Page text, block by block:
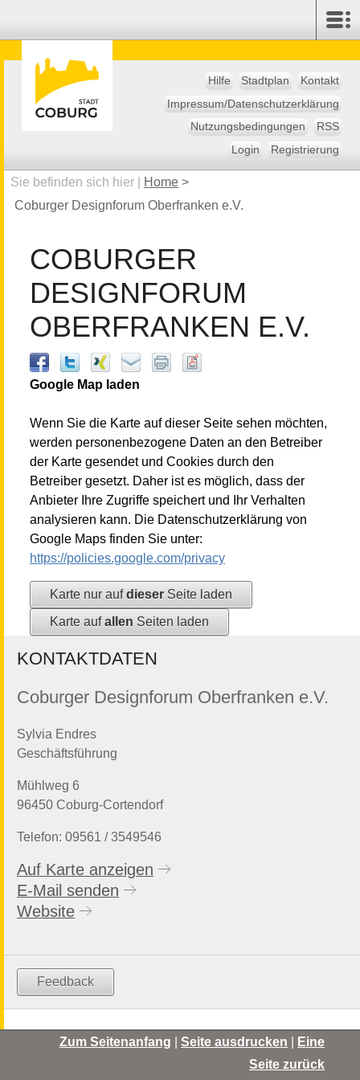
Hilfe Stadtplan
Kontakt
Impressum/Datenschutzerklärung
Nutzungsbedingungen
RSS
Login
Registrierung
Sie befinden sich hier | Home >
Coburger Designforum Oberfranken e.V.
COBURGER
DESIGNFORUM
OBERFRANKEN E.V.
Google Map laden
Wenn Sie die Karte auf dieser Seite sehen möchten,
werden personenbezogene Daten an den Betreiber
der Karte gesendet und Cookies durch den
Betreiber gesetzt. Daher ist es möglich, dass der
Anbieter Ihre Zugriffe speichert und Ihr Verhalten
analysieren kann. Die Datenschutzerklärung von
Google Maps finden Sie unter:
https://policies.google.com/privacy
Karte nur aufdieser Seite laden
Karte aufallen Seiten laden
KONTAKTDATEN
Coburger Designforum Oberfranken e.V.
Sylvia Endres
Geschäftsführung
Mühlweg 6
96450 Coburg-Cortendorf
Telefon: 09561 / 3549546
Auf Karte anzeigen
E-Mail senden
Website
Feedback
Zum Seitenanfang |Seite ausdrucken
Eine
Seite zurück